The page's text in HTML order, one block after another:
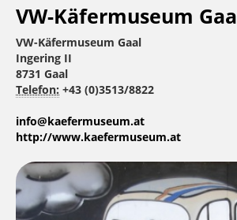
VW-Käfermuseum Gaal
VW-Käfermuseum Gaal
Ingering II
8731 Gaal
Telefon: +43 (0)3513/8822
info@kaefermuseum.at
http://www.kaefermuseum.at